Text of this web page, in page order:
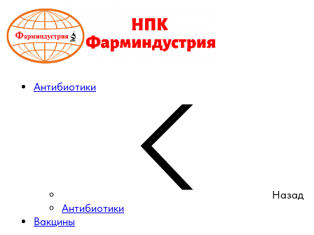
Антибиотики
Назад
Антибиотики
Вакцины